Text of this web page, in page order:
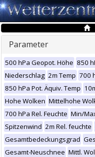
Parameter
500 hPa Geopot. Höhe 850
Niederschlag 2m Temp 700
850 hPa Pot. Äquiv. Temp
Hohe Wolken Mittelhohe
700 hPa Rel. Feuchte Min/
Spitzenwind 2m Rel. feuchte
Gesamtbedeckungsgrad
Gesamt-Neuschnee Mittl.